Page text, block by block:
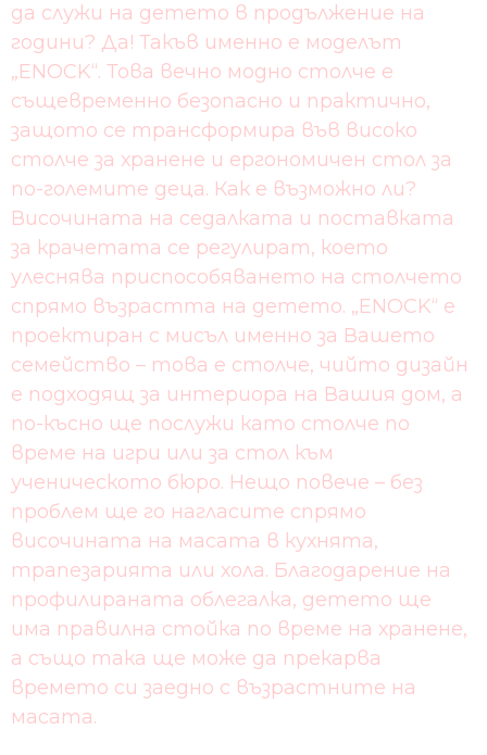
да служи на детето в продължение на
години? Да! Такъв именно е моделът
„ENOCK“. Това вечно модно столче е
същевременно безопасно и практично,
защото се трансформира във високо
столче за хранене и ергономичен стол за
по-големите деца. Как е възможно ли?
Височината на седалката и поставката
за крачетата се регулират, което
улеснява приспособяването на столчето
спрямо възрастта на детето. „ENOCK“ е
проектиран с мисъл именно за Вашето
семейство – това е столче, чийто дизайн
е подходящ за интериора на Вашия дом, а
по-късно ще послужи като столче по
време на игри или за стол към
ученическото бюро. Нещо повече – без
проблем ще го нагласите спрямо
височината на масата в кухнята,
трапезарията или хола. Благодарение на
профилираната облегалка, детето ще
има правилна стойка по време на хранене,
а също така ще може да прекарва
времето си заедно с възрастните на
масата.